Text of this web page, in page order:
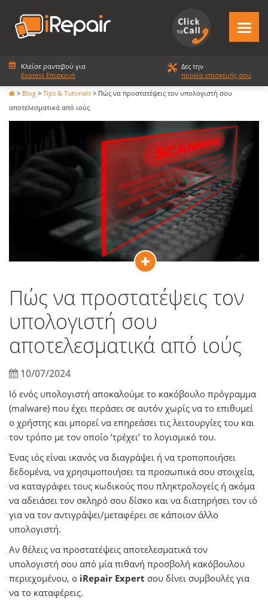
Κλείσε ραντεβού για
Express Επισκευή
Δες την
πορεία επισκευής σου
> Blog > Tips & Tutorials > Πώς να προστατέψεις τον υπολογιστή σου
αποτελεσματικά από ιούς
Πώς να προστατέψεις τον
υπολογιστή σου
αποτελεσματικά από ιούς
10/07/2024
Ιό ενός υπολογιστή αποκαλούμε το κακόβουλο πρόγραμμα
(malware) που έχει περάσει σε αυτόν χωρίς να το επιθυμεί
ο χρήστης και μπορεί να επηρεάσει τις λειτουργίες του και
τον τρόπο με τον οποίο ‘τρέχει’ το λογισμικό του.
Ένας ιός είναι ικανός να διαγράψει ή να τροποποιήσει
δεδομένα, να χρησιμοποιήσει τα προσωπικά σου στοιχεία,
να καταγράφει τους κωδικούς που πληκτρολογείς ή ακόμα
να αδειάσει τον σκληρό σου δίσκο και να διατηρήσει τον ιό
για να τον αντιγράψει/μεταφέρει σε κάποιον άλλο
υπολογιστή.
Αν θέλεις να προστατέψεις αποτελεσματικά τον
υπολογιστή σου από μία πιθανή προσβολή κακόβουλου
περιεχομένου, ο iRepair Expert σου δίνει συμβουλές για
να το καταφέρεις.